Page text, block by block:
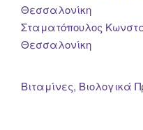
Θεσσαλονίκη
Σταματόπουλος
Θεσσαλονίκη
Βιταμίνες, Βιολογικά